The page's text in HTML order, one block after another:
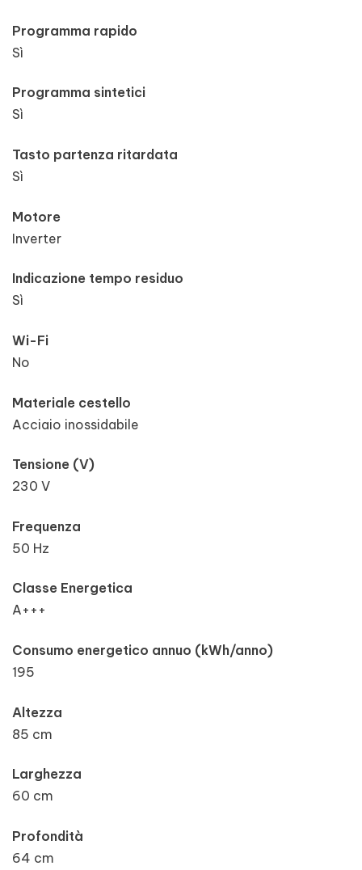
Programma rapido
Sì
Programma sintetici
Sì
Tasto partenza ritardata
Sì
Motore
Inverter
Indicazione tempo residuo
Sì
Wi-Fi
No
Materiale cestello
Acciaio inossidabile
Tensione (V)
230 V
Frequenza
50 Hz
Classe Energetica
A+++
Consumo energetico annuo (kWh/anno)
195
Altezza
85 cm
Larghezza
60 cm
Profondità
64 cm